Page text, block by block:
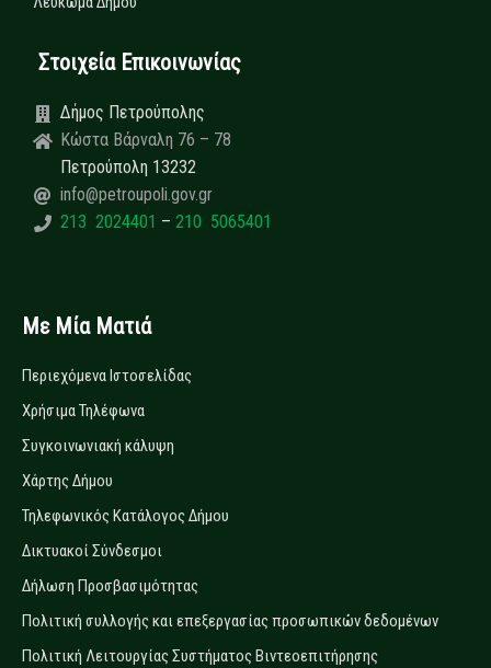
Στοιχεία Επικοινωνίας
Δήμος Πετρούπολης
Κώστα Βάρναλη 76 – 78
Πετρούπολη 13232
info@petroupoli.gov.gr
213 2024401 – 210 5065401
Με Μία Ματιά
Περιεχόμενα Ιστοσελίδας
Χρήσιμα Τηλέφωνα
Συγκοινωνιακή κάλυψη
Χάρτης Δήμου
Τηλεφωνικός Κατάλογος Δήμου
Δικτυακοί Σύνδεσμοι
Δήλωση Προσβασιμότητας
Πολιτική συλλογής και επεξεργασίας προσωπικών δεδομένων
Πολιτική Λειτουργίας Συστήματος Βιντεοεπιτήρησης